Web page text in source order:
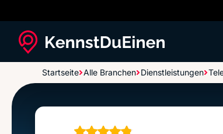
Startseite Alle Branchen Dienstleistungen
LL Connect – Vodafone Store Berliner